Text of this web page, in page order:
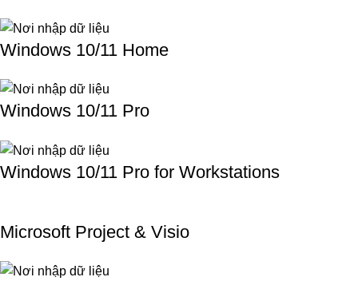
Windows 10/11 Home
Windows 10/11 Pro
Windows 10/11 Pro for Workstations
Microsoft Project & Visio